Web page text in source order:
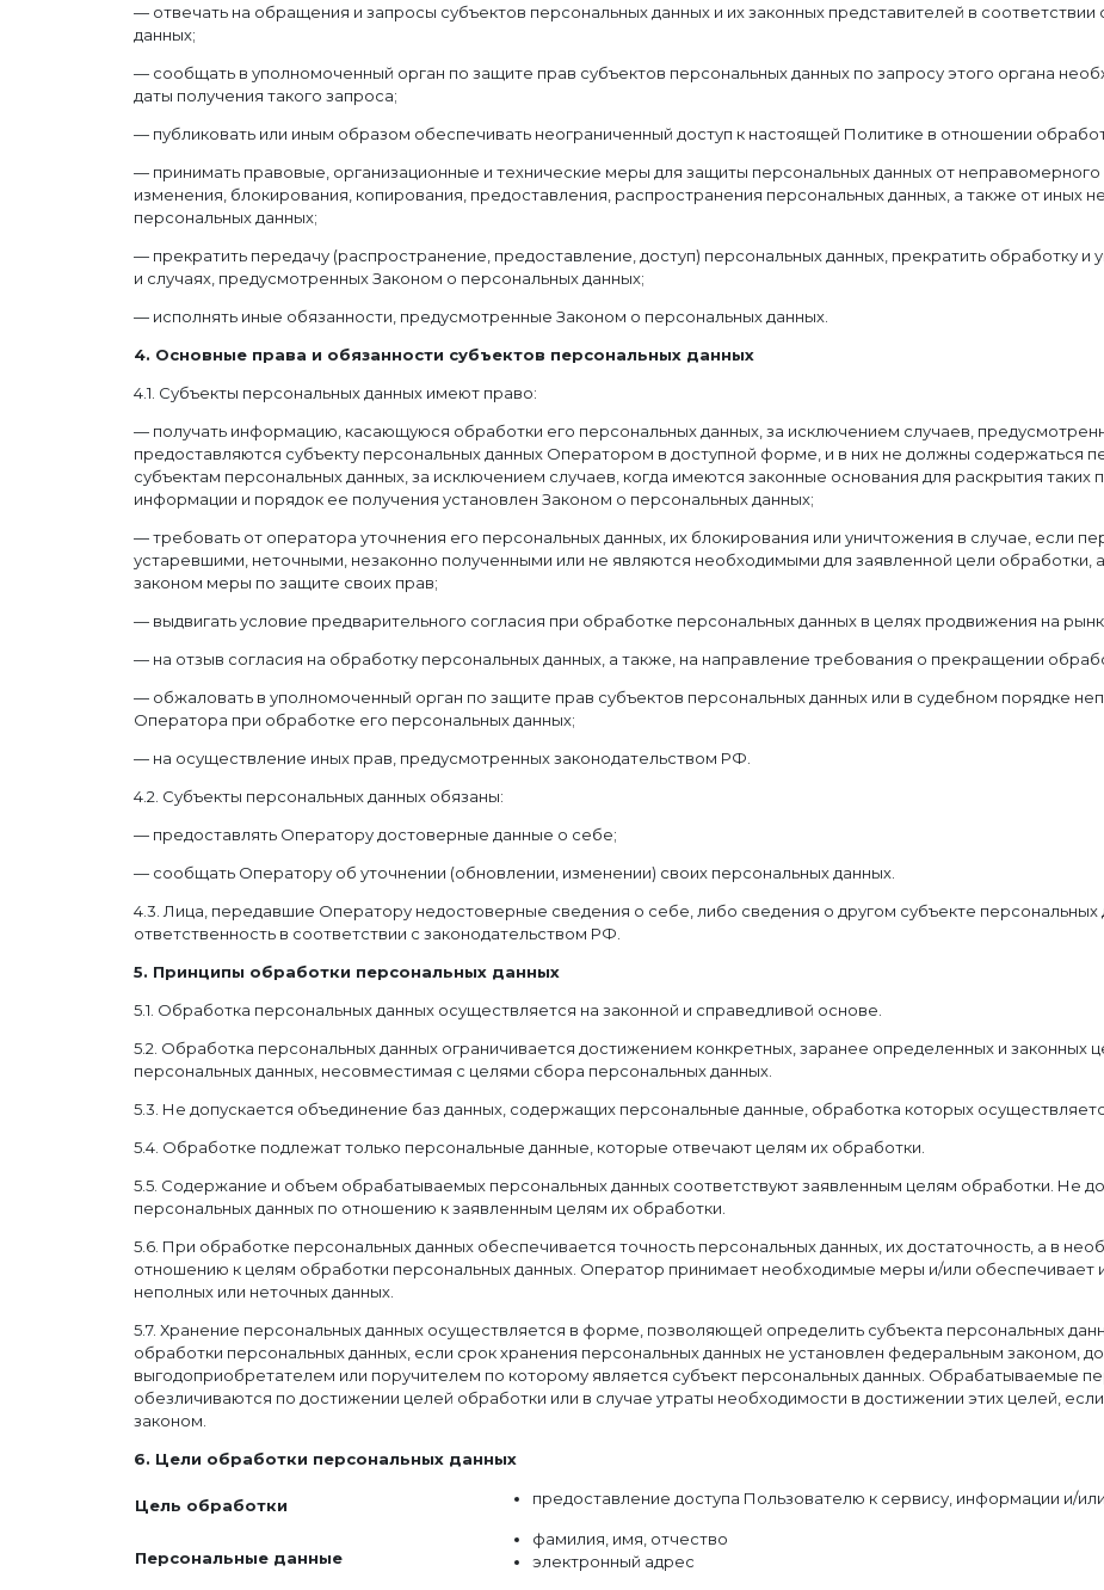
— отвечать на обращения и запросы субъектов персональных данных и их законных представителей в
данных;
— сообщать в уполномоченный орган по защите прав субъектов персональных данных по запросу этого органа
даты получения такого запроса;
— публиковать или иным образом обеспечивать неограниченный доступ к настоящей Политике в отношении
— принимать правовые, организационные и технические меры для защиты персональных данных от неправомерного
изменения, блокирования, копирования, предоставления, распространения персональных данных, а также от иных
персональных данных;
— прекратить передачу (распространение, предоставление, доступ) персональных данных, прекратить обработку
и случаях, предусмотренных Законом о персональных данных;
— исполнять иные обязанности, предусмотренные Законом о персональных данных.
4. Основные права и обязанности субъектов персональных данных
4.1. Субъекты персональных данных имеют право:
— получать информацию, касающуюся обработки его персональных данных, за исключением случаев,
предоставляются субъекту персональных данных Оператором в доступной форме, и в них не должны содержаться
субъектам персональных данных, за исключением случаев, когда имеются законные основания для раскрытия
информации и порядок ее получения установлен Законом о персональных данных;
— требовать от оператора уточнения его персональных данных, их блокирования или уничтожения в случае, если
устаревшими, неточными, незаконно полученными или не являются необходимыми для заявленной цели обработки,
законом меры по защите своих прав;
— выдвигать условие предварительного согласия при обработке персональных данных в целях продвижения на
— на отзыв согласия на обработку персональных данных, а также, на направление требования о прекращении
— обжаловать в уполномоченный орган по защите прав субъектов персональных данных или в судебном порядке
Оператора при обработке его персональных данных;
— на осуществление иных прав, предусмотренных законодательством РФ.
4.2. Субъекты персональных данных обязаны:
— предоставлять Оператору достоверные данные о себе;
— сообщать Оператору об уточнении (обновлении, изменении) своих персональных данных.
4.3. Лица, передавшие Оператору недостоверные сведения о себе, либо сведения о другом субъекте персональных
ответственность в соответствии с законодательством РФ.
5. Принципы обработки персональных данных
5.1. Обработка персональных данных осуществляется на законной и справедливой основе.
5.2. Обработка персональных данных ограничивается достижением конкретных, заранее определенных и законных
персональных данных, несовместимая с целями сбора персональных данных.
5.3. Не допускается объединение баз данных, содержащих персональные данные, обработка которых
5.4. Обработке подлежат только персональные данные, которые отвечают целям их обработки.
5.5. Содержание и объем обрабатываемых персональных данных соответствуют заявленным целям обработки. Не
персональных данных по отношению к заявленным целям их обработки.
5.6. При обработке персональных данных обеспечивается точность персональных данных, их достаточность, а в
отношению к целям обработки персональных данных. Оператор принимает необходимые меры и/или обеспечивает
неполных или неточных данных.
5.7. Хранение персональных данных осуществляется в форме, позволяющей определить субъекта персональных
обработки персональных данных, если срок хранения персональных данных не установлен федеральным законом,
выгодоприобретателем или поручителем по которому является субъект персональных данных. Обрабатываемые
обезличиваются по достижении целей обработки или в случае утраты необходимости в достижении этих целей,
законом.
6. Цели обработки персональных данных
Цель обработки предоставление доступа Пользователю к сервису, информации и/
Персональные данные
фамилия, имя, отчество
электронный адрес